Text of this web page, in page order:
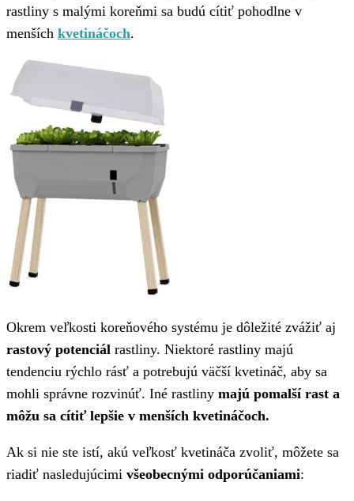
rastliny s malými koreňmi sa budú cítiť pohodlne v
menších kvetináčoch.
Okrem veľkosti koreňového systému je dôležité zvážiť aj
rastový potenciál rastliny. Niektoré rastliny majú
tendenciu rýchlo rásť a potrebujú väčší kvetináč, aby sa
mohli správne rozvinúť. Iné rastliny majú pomalší rast a
môžu sa cítiť lepšie v menších kvetináčoch.
Ak si nie ste istí, akú veľkosť kvetináča zvoliť, môžete sa
riadiť nasledujúcimi všeobecnými odporúčaniami: